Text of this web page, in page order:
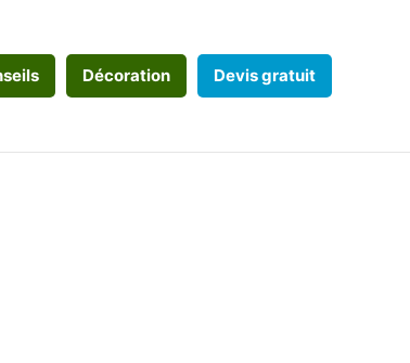
Décoration Devis gratuit